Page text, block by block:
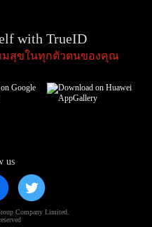
us
Company Limited.
with TrueID
มสุขในทุกตัวตนของคุณ